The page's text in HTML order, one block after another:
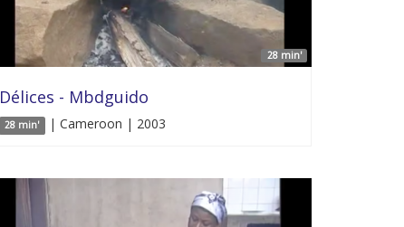
28 min'
Délices - Mbdguido
28 min' | Cameroon | 2003